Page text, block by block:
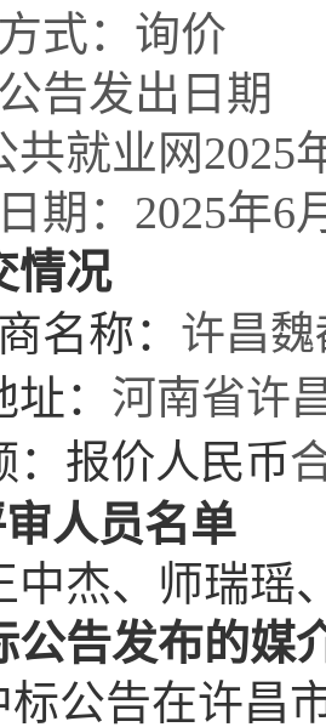
式： 询价
公告发出日期
共就业网2025
期： 2025年6
情况
名称： 许昌
： 河南省许
报价人民币
人员名单
中杰、师瑞瑶
公告发布的媒
公告在许昌